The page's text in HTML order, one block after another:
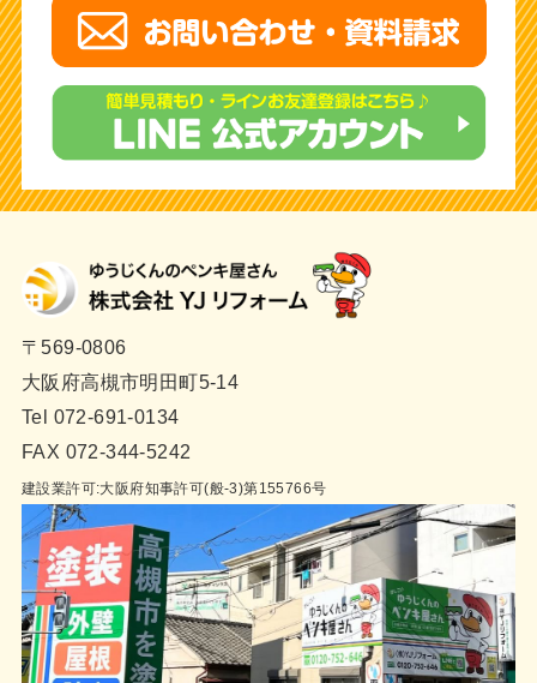
〒569-0806
大阪府高槻市明田町5-14
Tel 072-691-0134
FAX 072-344-5242
建設業許可:大阪府知事許可(般-3)第155766号